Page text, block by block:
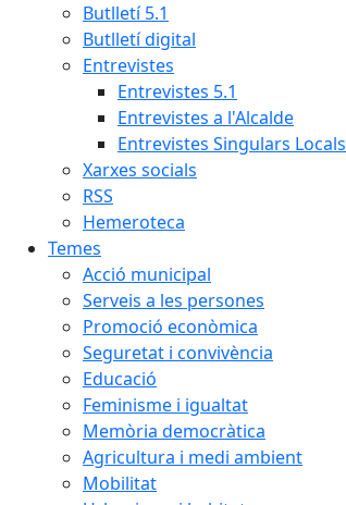
Butlletí 5.1
Butlletí digital
Entrevistes
Entrevistes 5.1
Entrevistes a l'Alcalde
Entrevistes Singulars Locals
Xarxes socials
RSS
Hemeroteca
Temes
Acció municipal
Serveis a les persones
Promoció econòmica
Seguretat i convivència
Educació
Feminisme i igualtat
Memòria democràtica
Agricultura i medi ambient
Mobilitat